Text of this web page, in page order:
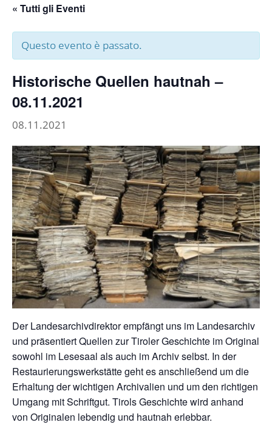
« Tutti gli Eventi
Questo evento è passato.
Historische Quellen hautnah –
08.11.2021
08.11.2021
Der Landesarchivdirektor empfängt uns im Landesarchiv
und präsentiert Quellen zur Tiroler Geschichte im Original
sowohl im Lesesaal als auch im Archiv selbst. In der
Restaurierungswerkstätte geht es anschließend um die
Erhaltung der wichtigen Archivalien und um den richtigen
Umgang mit Schriftgut. Tirols Geschichte wird anhand
von Originalen lebendig und hautnah erlebbar.